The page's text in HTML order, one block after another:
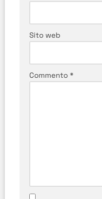
Sito web
Commento *